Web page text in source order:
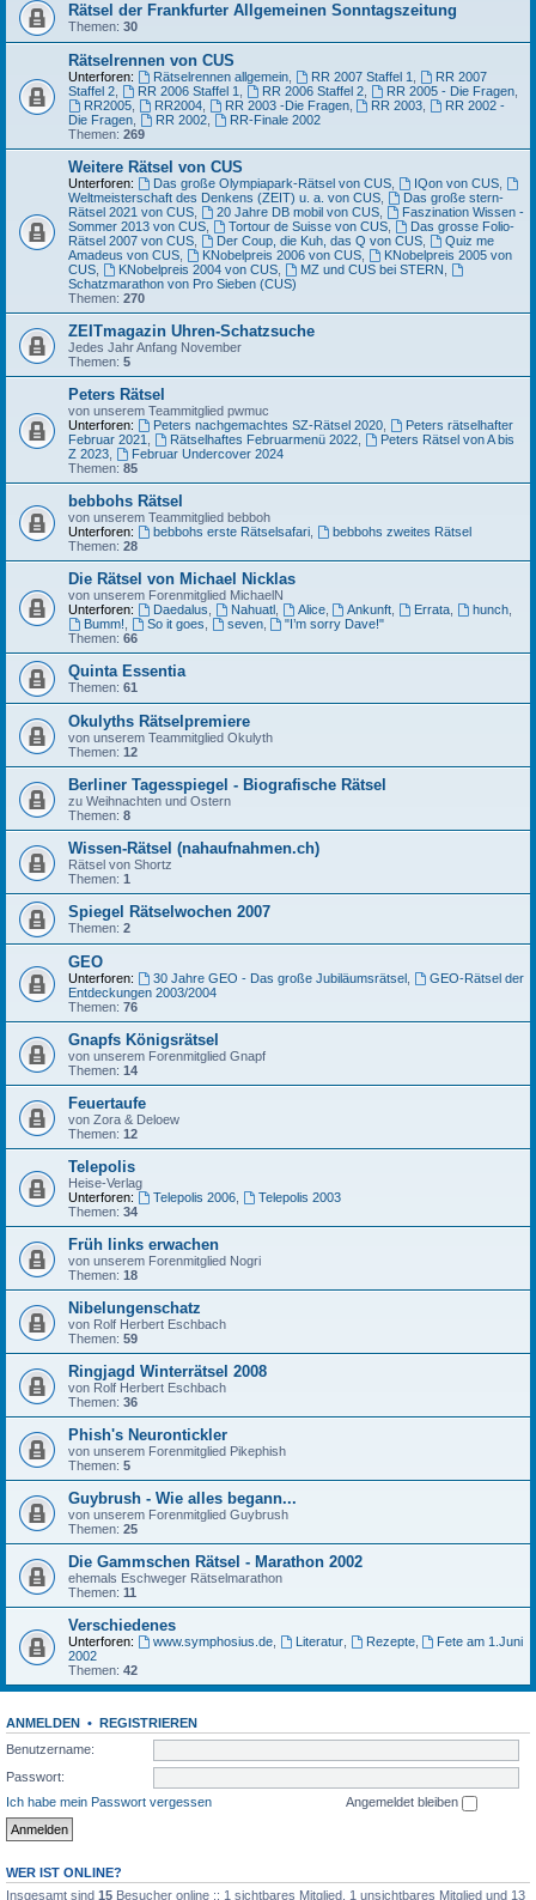
Rätsel der Frankfurter Allgemeinen Sonntagszeitung
Themen: 30
Rätselrennen von CUS
Unterforen: Rätselrennen allgemein, RR 2007 Staffel 1
RR 2007
Staffel 2
RR 2006 Staffel 1 RR 2006 Staffel 2, RR 2005 - Die Fragen,
RR2005, RR2004, RR 2003 -Die Fragen, RR 2003
RR 2002 -
Die Fragen
RR 2002,
RR-Finale 2002
Themen: 269
Weitere Rätsel von CUS
Unterforen: Das große Olympiapark-Rätsel von CUS, IQon von CUS,
Weltmeisterschaft des Denkens (ZEIT) u. a. von CUS
Das große stern-
Rätsel 2021 von CUS
20 Jahre DB mobil von CUS,
Faszination Wissen -
Sommer 2013 von CUS
Tortour de Suisse von CUS,
Das grosse Folio-
Rätsel 2007 von CUS
Der Coup, die Kuh, das Q von CUS,
Quiz me
Amadeus von CUS
KNobelpreis 2006 von CUS,
KNobelpreis 2005 von
CUS
KNobelpreis 2004 von CUS, MZ und CUS bei STERN
Schatzmarathon von Pro Sieben (CUS)
Themen: 270
ZEITmagazin Uhren-Schatzsuche
Jedes Jahr Anfang November
Themen: 5
Peters Rätsel
von unserem Teammitglied pwmuc
Unterforen:
Peters nachgemachtes SZ-Rätsel 2020,
Peters rätselhafter
Februar 2021
Rätselhaftes Februarmenü 2022,
Peters Rätsel von A bis
Z 2023
Februar Undercover 2024
Themen: 85
bebbohs Rätsel
von unserem Teammitglied bebboh
Unterforen:
bebbohs erste Rätselsafari,
bebbohs zweites Rätsel
Themen: 28
Die Rätsel von Michael Nicklas
von unserem Forenmitglied MichaelN
Unterforen:
Daedalus Nahuatl, Alice, Ankunft Errata hunch
Bumm!
So it goes seven,
"I’m sorry Dave!"
Themen: 66
Quinta Essentia
Themen: 61
Okulyths Rätselpremiere
von unserem Teammitglied Okulyth
Themen: 12
Berliner Tagesspiegel - Biografische Rätsel
zu Weihnachten und Ostern
Themen: 8
Wissen-Rätsel (nahaufnahmen.ch)
Rätsel von Shortz
Themen: 1
Spiegel Rätselwochen 2007
Themen: 2
GEO
Unterforen: 30 Jahre GEO - Das große Jubiläumsrätsel,
GEO-Rätsel der
Entdeckungen 2003/2004
Themen: 76
Gnapfs Königsrätsel
von unserem Forenmitglied Gnapf
Themen: 14
Feuertaufe
von Zora & Deloew
Themen: 12
Telepolis
Heise-Verlag
Unterforen:
Telepolis 2006,
Telepolis 2003
Themen: 34
Früh links erwachen
von unserem Forenmitglied Nogri
Themen: 18
Nibelungenschatz
von Rolf Herbert Eschbach
Themen: 59
Ringjagd Winterrätsel 2008
von Rolf Herbert Eschbach
Themen: 36
Phish's Neurontickler
von unserem Forenmitglied Pikephish
Themen: 5
Guybrush - Wie alles begann...
von unserem Forenmitglied Guybrush
Themen: 25
Die Gammschen Rätsel - Marathon 2002
ehemals Eschweger Rätselmarathon
Themen: 11
Verschiedenes
Unterforen: www.symphosius.de, Literatur, Rezepte,
Fete am 1.Juni
2002
Themen: 42
ANMELDEN • REGISTRIEREN
Benutzername:
Passwort:
Ich habe mein Passwort vergessen
Angemeldet bleiben
WER IST ONLINE?
Insgesamt sind 15 Besucher online :: 1 sichtbares Mitglied, 1 unsichtbares Mitglied und 13